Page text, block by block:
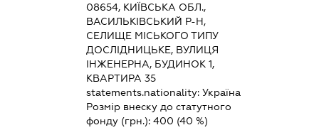
08654, КИЇВСЬКА ОБЛ.,
ВАСИЛЬКІВСЬКИЙ Р-Н,
СЕЛИЩЕ МІСЬКОГО ТИПУ
ДОСЛІДНИЦЬКЕ, ВУЛИЦЯ
ІНЖЕНЕРНА, БУДИНОК 1,
КВАРТИРА 35
statements.nationality: Україна
Розмір внеску до статутного
фонду (грн.): 400 (40 %)